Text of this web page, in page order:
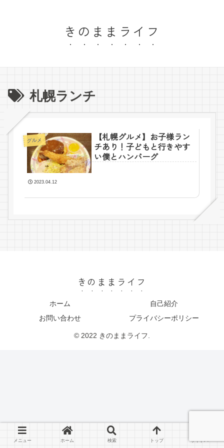
きのままライフ
札幌ランチ
グルメ
【札幌グルメ】お子様ラン
チあり！子どもと行きやす
い僕とハンバーグ
2023.04.12
きのままライフ
ホーム
自己紹介
お問い合わせ
プライバシーポリシー
© 2022 きのままライフ.
メニュー ホーム 検索 トップ サイドバー